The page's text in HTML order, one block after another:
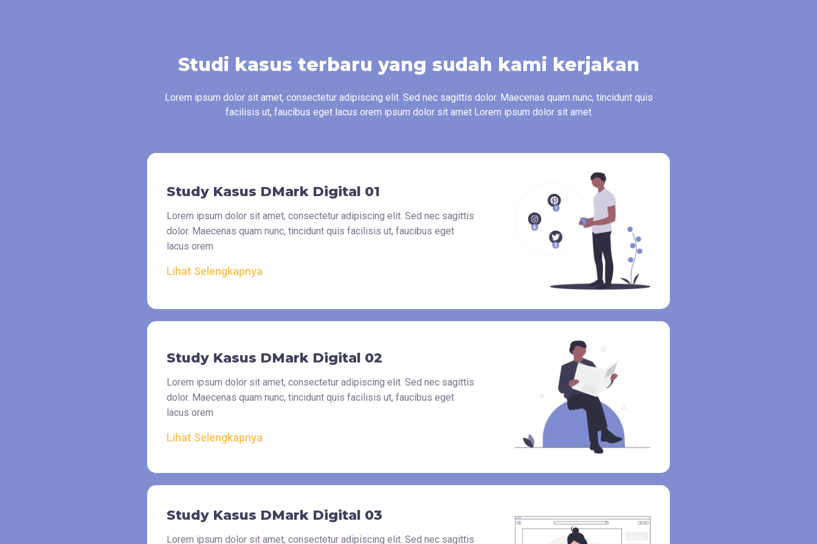
Studi kasus terbaru yang sudah kami kerjakan
Lorem ipsum dolor sit amet, consectetur adipiscing elit. Sed nec sagittis dolor. Maecenas quam nunc, tincidunt quis
facilisis ut, faucibus eget lacus orem ipsum dolor sit amet Lorem ipsum dolor sit amet
Study Kasus DMark Digital 01
Lorem ipsum dolor sit amet, consectetur adipiscing elit. Sed nec sagittis
dolor. Maecenas quam nunc, tincidunt quis facilisis ut, faucibus eget
lacus orem
Lihat Selengkapnya
Study Kasus DMark Digital 02
Lorem ipsum dolor sit amet, consectetur adipiscing elit. Sed nec sagittis
dolor. Maecenas quam nunc, tincidunt quis facilisis ut, faucibus eget
lacus orem
Lihat Selengkapnya
Study Kasus DMark Digital 03
Lorem ipsum dolor sit amet, consectetur adipiscing elit. Sed nec sagittis